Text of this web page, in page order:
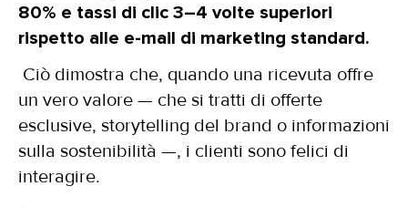
80% e tassi di clic 3–4 volte superiori
rispetto alle e-mail di marketing standard.
Ciò dimostra che, quando una ricevuta offre
un vero valore — che si tratti di offerte
esclusive, storytelling del brand o informazioni
sulla sostenibilità —, i clienti sono felici di
interagire.